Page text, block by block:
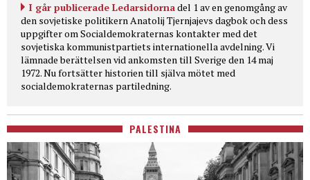
I går publicerade Ledarsidornadel 1 av en genomgång av
den sovjetiske politikern Anatolij Tjernjajevs dagbok och dess
uppgifter om Socialdemokraternas kontakter med det
sovjetiska kommunistpartiets internationella avdelning. Vi
lämnade berättelsen vid ankomsten till Sverige den 14 maj
1972. Nu fortsätter historien till själva mötet med
socialdemokraternas partiledning.
PALESTINA